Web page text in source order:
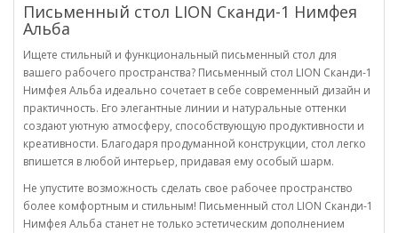
Письменный стол LION Сканди-1 Нимфея
Альба
Ищете стильный и функциональный письменный стол для
вашего рабочего пространства? Письменный стол LION Сканди-1
Нимфея Альба идеально сочетает в себе современный дизайн и
практичность. Его элегантные линии и натуральные оттенки
создают уютную атмосферу, способствующую продуктивности и
креативности. Благодаря продуманной конструкции, стол легко
впишется в любой интерьер, придавая ему особый шарм.
Не упустите возможность сделать свое рабочее пространство
более комфортным и стильным! Письменный стол LION Сканди-1
Нимфея Альба станет не только эстетическим дополнением